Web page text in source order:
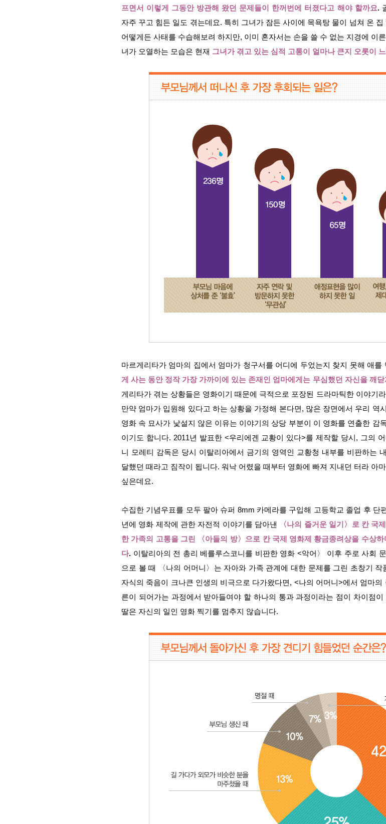
프면서 이렇게 그동안 방관해 왔던 문제들이 한꺼번에 터졌다고 해야 할까요.
자주 꾸고 힘든 일도 겪는데요. 특히 그녀가 잠든 사이에 목욕탕 물이 넘쳐 온
어떻게든 사태를 수습해보려 하지만, 이미 혼자서는 손을 쓸 수 없는 지경에 이
녀가 오열하는 모습은 현재 그녀가겪고 있는 심적 고통이 얼마나 큰지 오롯이
마르게리타가 엄마의 집에서 엄마가 청구서를 어디에 두었는지 찾지 못해 애를
게 사는 동안 정작 가장 가까이에 있는 존재인 엄마에게는 무심했던 자신을 깨
게리타가 겪는 상황들은 영화이기 때문에 극적으로 포장된 드라마틱한 이야기
만약 엄마가 입원해 있다고 하는 상황을 가정해 본다면, 많은 장면에서 우리 역
영화 속 묘사가 낯설지 않은 이유는 이야기의 상당 부분이 이 영화를 연출한 감
이기도 합니다. 2011년 발표한 <우리에겐 교황이 있다>를 제작할 당시, 그의
니 모레티 감독은 당시 이탈리아에서 금기의 영역인 교황청 내부를 비판하는
달했던 때라고 짐작이 됩니다. 워낙 어렸을 때부터 영화에 빠져 지내던 터라 아
싶은데요.
수집한 기념우표를 모두 팔아 슈퍼 8mm 카메라를 구입해 고등학교 졸업 후 단
년에 영화 제작에 관한 자전적 이야기를 담아낸
〈나의 즐거운 일기〉로 칸 국
한 가족의 고통을 그린 〈아들의 방〉으로 칸 국제 영화제 황금종려상을 수상
다. 이탈리아의 전 총리 베를루스코니를 비판한 영화 <악어〉 이후 주로 사회
으로 볼 때 〈나의 어머니〉는 자아와 가족 관계에 대한 문제를 그린 초창기
자식의 죽음이 크나큰 인생의 비극으로 다가왔다면, <나의 어머니>에서 엄마
른이 되어가는 과정에서 받아들여야 할 하나의 통과 과정이라는 점이 차이점
딸은 자신의 일인 영화 찍기를 멈추지 않습니다.